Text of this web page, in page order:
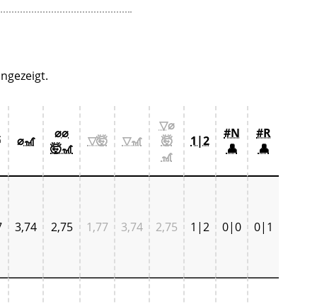
⌀🎢
⌀⌀
🤯🎢
▽🤯 ▽🎢
▽⌀
🤯
🎢
1|2
#N
👤
#R
👤
3,74 2,75 1,77 3,74 2,75 1|2 0|0 0|1